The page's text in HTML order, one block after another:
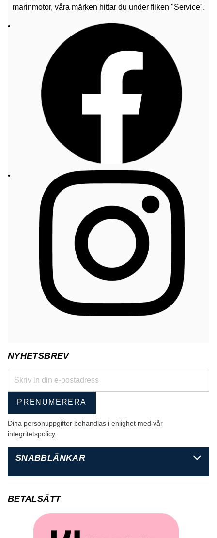
marinmotor, våra märken hittar du under fliken "Service".
NYHETSBREV
PRENUMERERA
Dina personuppgifter behandlas i enlighet med vår
integritetspolicy.
SNABBLÄNKAR
BETALSÄTT